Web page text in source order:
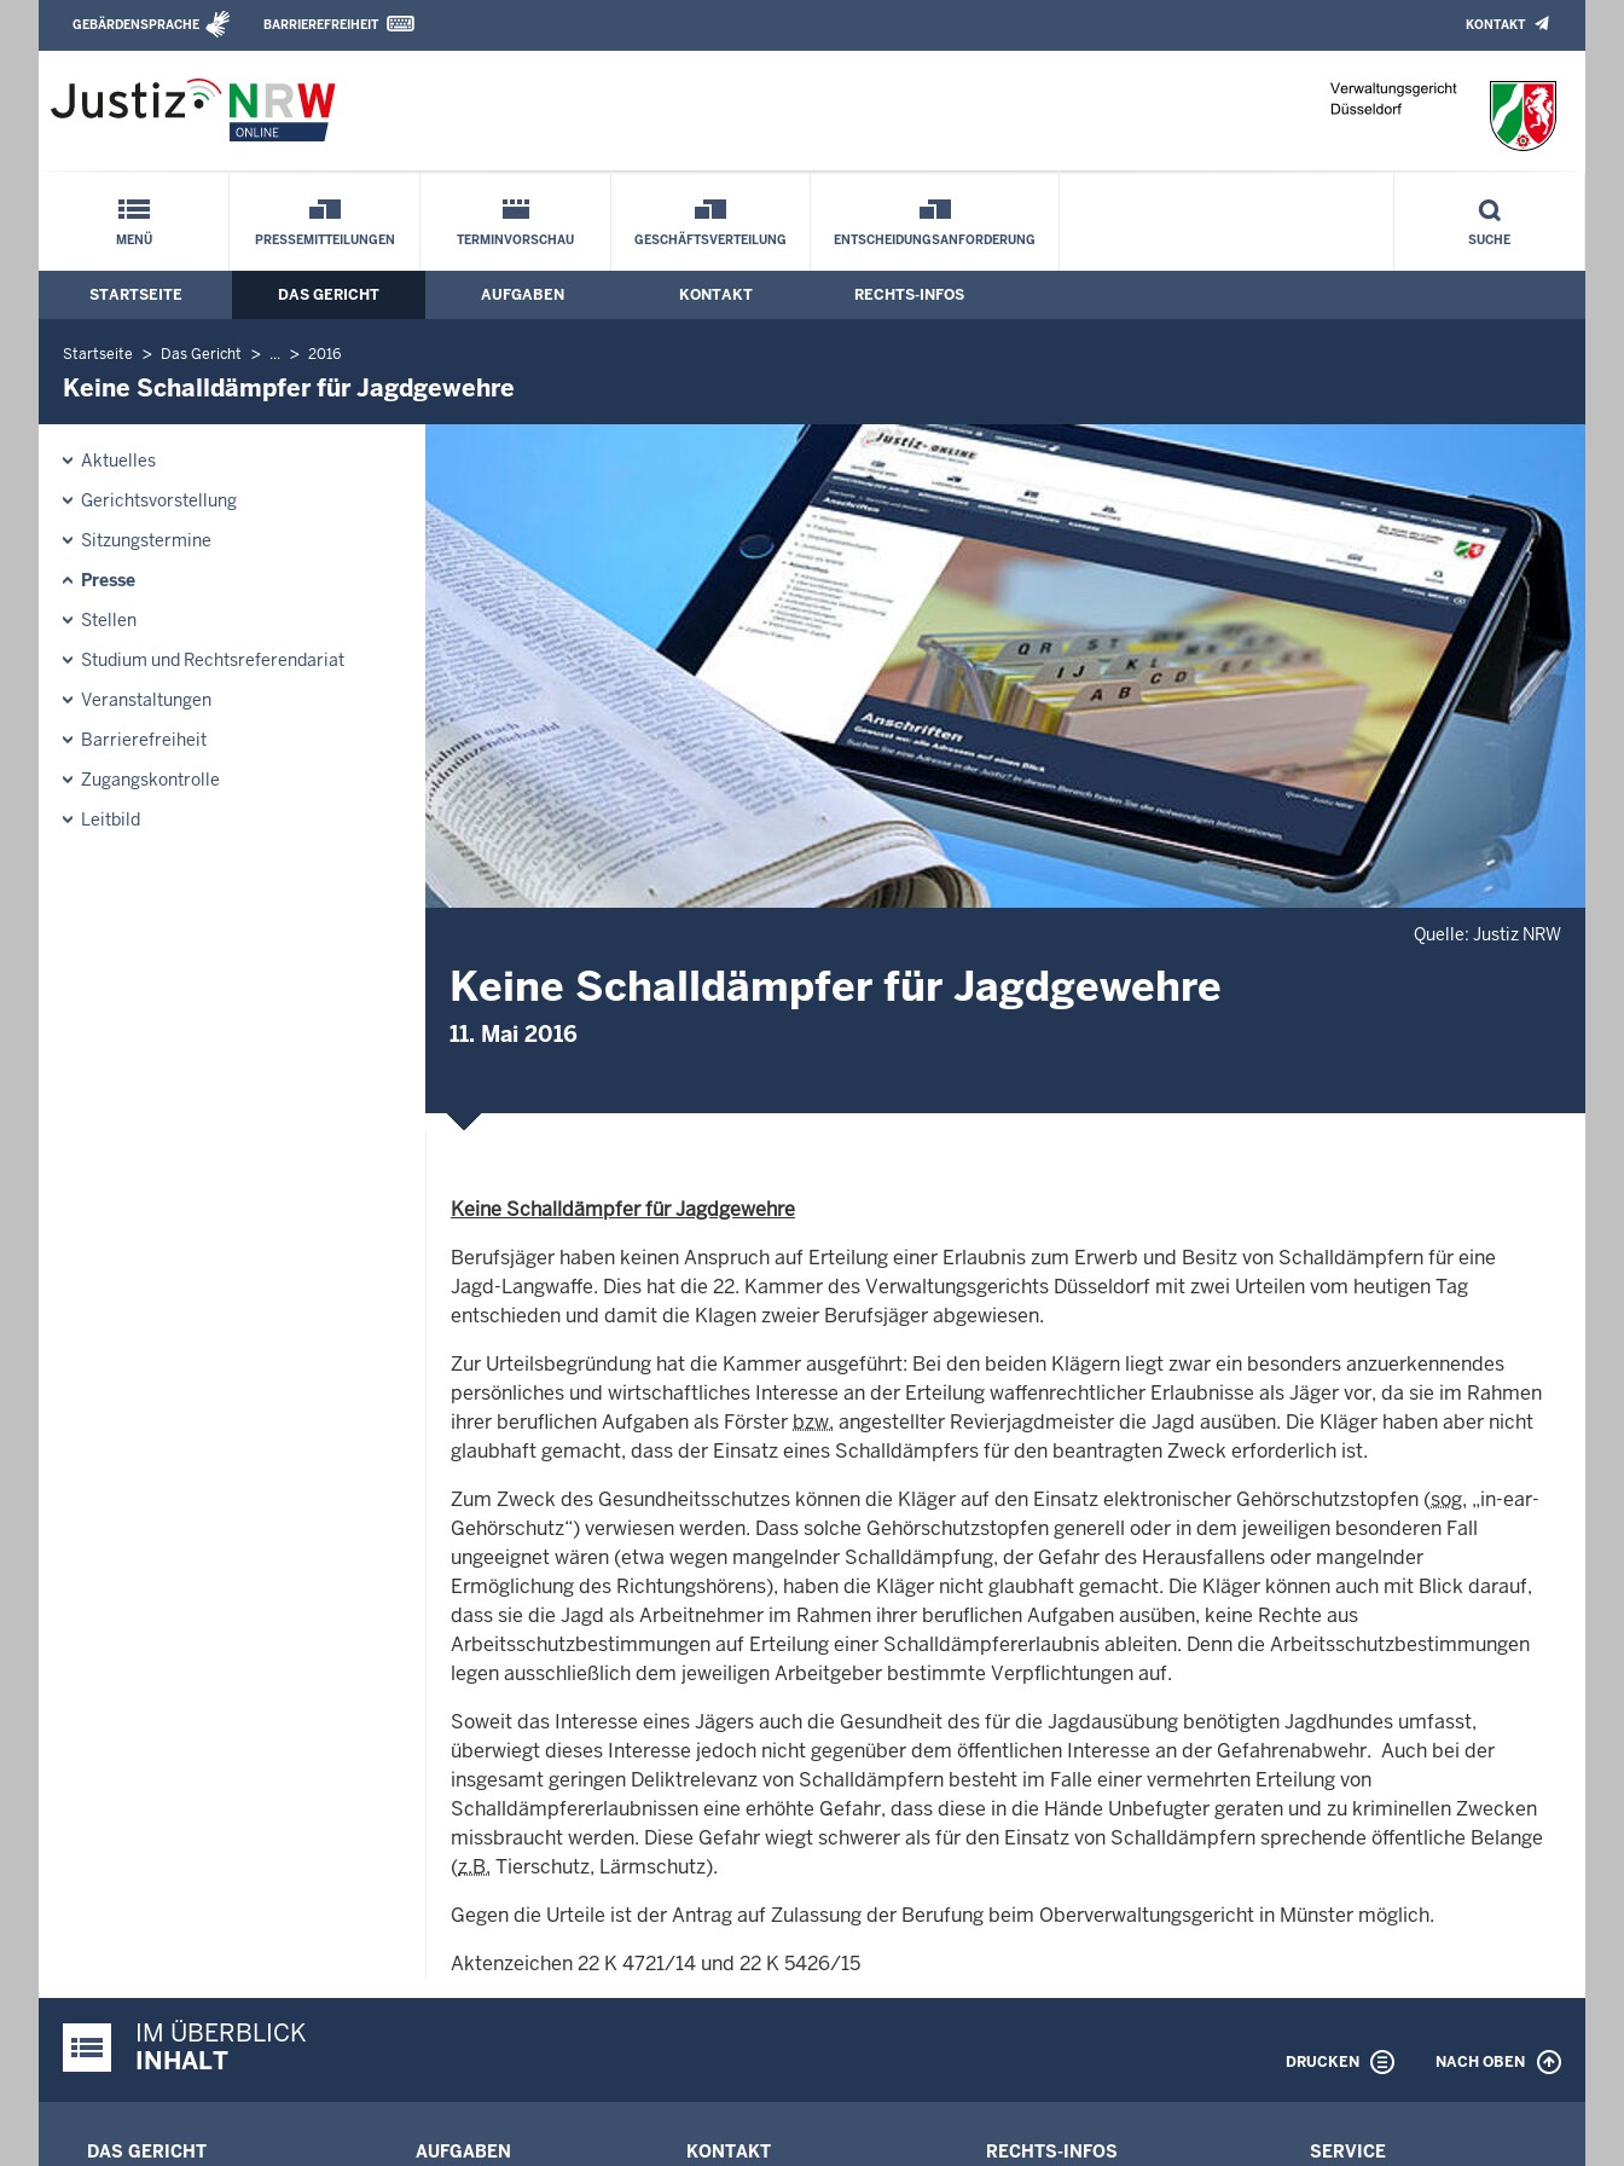
Verwaltungsgericht Düsseldorf: Keine Schalldämpfer für Jagdgewehre
Direkt zum Inhalt
Leichte Sprache, Gebärdensprachenvideo und Kontaktformular
GEBÄRDENSPRACHE BARRIEREFREIHEIT KONTAKT
Schnellnavigation mit Volltext-Suche
MENÜ PRESSEMITTEILUNGEN TERMINVORSCHAU GESCHÄFTSVERTEILUNG ENTSCHEIDUNGSANFORDERUNG SUCHE
Hauptmenü: Hauptnavigation
STARTSEITE DAS GERICHT AUFGABEN KONTAKT RECHTS-INFOS
Startseite Das Gericht ... 2016
Keine Schalldämpfer für Jagdgewehre
Aktuelles
Gerichtsvorstellung
Sitzungstermine
Presse
Stellen
Studium und Rechtsreferendariat
Veranstaltungen
Barrierefreiheit
Zugangskontrolle
Leitbild
Quelle: Justiz NRW
Keine Schalldämpfer für Jagdgewehre
11. Mai 2016
Keine Schalldämpfer für Jagdgewehre
Berufsjäger haben keinen Anspruch auf Erteilung einer Erlaubnis zum Erwerb und Besitz von Schalldämpfern für eine
Jagd-Langwaffe. Dies hat die 22. Kammer des Verwaltungsgerichts Düsseldorf mit zwei Urteilen vom heutigen Tag
entschieden und damit die Klagen zweier Berufsjäger abgewiesen.
Zur Urteilsbegründung hat die Kammer ausgeführt: Bei den beiden Klägern liegt zwar ein besonders anzuerkennendes
persönliches und wirtschaftliches Interesse an der Erteilung waffenrechtlicher Erlaubnisse als Jäger vor, da sie im Rahmen
ihrer beruflichen Aufgaben als Förster bzw. angestellter Revierjagdmeister die Jagd ausüben. Die Kläger haben aber nicht
glaubhaft gemacht, dass der Einsatz eines Schalldämpfers für den beantragten Zweck erforderlich ist.
Zum Zweck des Gesundheitsschutzes können die Kläger auf den Einsatz elektronischer Gehörschutzstopfen (sog. „in-ear-
Gehörschutz“) verwiesen werden. Dass solche Gehörschutzstopfen generell oder in dem jeweiligen besonderen Fall
ungeeignet wären (etwa wegen mangelnder Schalldämpfung, der Gefahr des Herausfallens oder mangelnder
Ermöglichung des Richtungshörens), haben die Kläger nicht glaubhaft gemacht. Die Kläger können auch mit Blick darauf,
dass sie die Jagd als Arbeitnehmer im Rahmen ihrer beruflichen Aufgaben ausüben, keine Rechte aus
Arbeitsschutzbestimmungen auf Erteilung einer Schalldämpfererlaubnis ableiten. Denn die Arbeitsschutzbestimmungen
legen ausschließlich dem jeweiligen Arbeitgeber bestimmte Verpflichtungen auf.
Soweit das Interesse eines Jägers auch die Gesundheit des für die Jagdausübung benötigten Jagdhundes umfasst,
überwiegt dieses Interesse jedoch nicht gegenüber dem öffentlichen Interesse an der Gefahrenabwehr. Auch bei der
insgesamt geringen Deliktrelevanz von Schalldämpfern besteht im Falle einer vermehrten Erteilung von
Schalldämpfererlaubnissen eine erhöhte Gefahr, dass diese in die Hände Unbefugter geraten und zu kriminellen Zwecken
missbraucht werden. Diese Gefahr wiegt schwerer als für den Einsatz von Schalldämpfern sprechende öffentliche Belange
(z.B. Tierschutz, Lärmschutz).
Gegen die Urteile ist der Antrag auf Zulassung der Berufung beim Oberverwaltungsgericht in Münster möglich.
Aktenzeichen 22 K 4721/14 und 22 K 5426/15
Justiz-Portal im Überblick:
IM ÜBERBLICK
INHALT
DRUCKEN NACH OBEN
DAS GERICHT AUFGABEN KONTAKT RECHTS-INFOS SERVICE